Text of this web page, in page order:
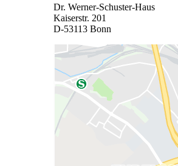
Dr. Werner-Schuster-Haus
Kaiserstr. 201
D-53113 Bonn